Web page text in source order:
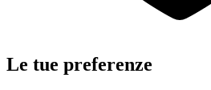
Le tue preferenze